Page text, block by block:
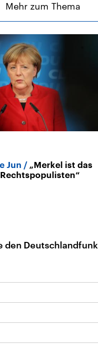
Mehr zum Thema
Jun
„Merkel ist das
den Deutschlandfunk